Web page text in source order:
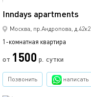
Inndays apartments
Москва, пр.Андропова, д.42к2
1-комнатная квартира
от 1500 р. сутки
Позвонить написать